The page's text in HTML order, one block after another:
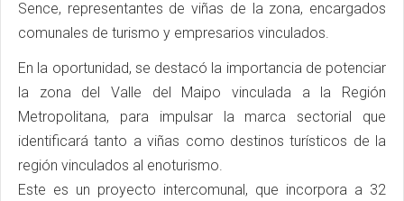
Sence, representantes de viñas de la zona, encargados
comunales de turismo y empresarios vinculados.
En la oportunidad, se destacó la importancia de potenciar
la zona del Valle del Maipo vinculada a la Región
Metropolitana, para impulsar la marca sectorial que
identificará tanto a viñas como destinos turísticos de la
región vinculados al enoturismo.
Este es un proyecto intercomunal, que incorpora a 32